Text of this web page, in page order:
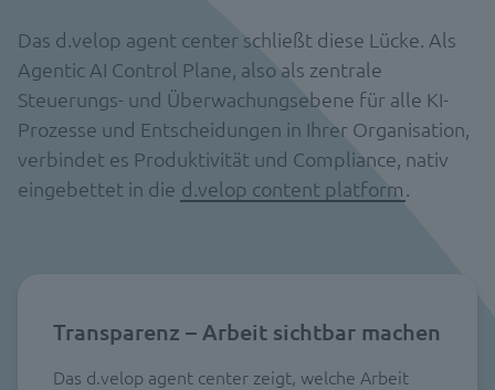
Das d.velop agent center schließt diese Lücke. Als
Agentic AI Control Plane, also als zentrale
Steuerungs- und Überwachungsebene für alle KI-
Prozesse und Entscheidungen in Ihrer Organisation,
verbindet es Produktivität und Compliance, nativ
eingebettet in die d.velop content platform.
Transparenz – Arbeit sichtbar machen
Das d.velop agent center zeigt, welche Arbeit